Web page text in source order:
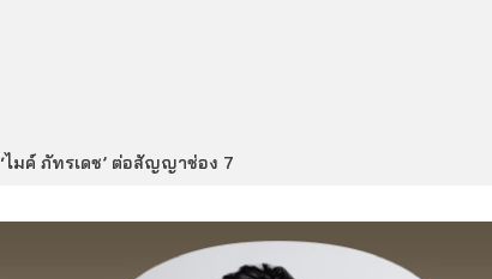
‘ไมค์ ภัทรเดช’ ต่อสัญญาช่อง 7